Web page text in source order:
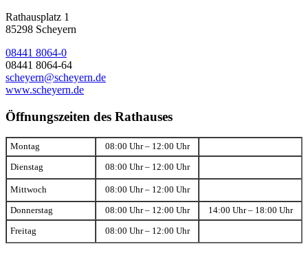
Rathausplatz 1
85298 Scheyern
08441 8064-0
08441 8064-64
scheyern@scheyern.de
www.scheyern.de
Öffnungszeiten des Rathauses
Montag 08:00 Uhr – 12:00 Uhr
Dienstag 08:00 Uhr – 12:00 Uhr
Mittwoch 08:00 Uhr – 12:00 Uhr
Donnerstag 08:00 Uhr – 12:00 Uhr 14:00 Uhr – 18:00 Uhr
Freitag 08:00 Uhr – 12:00 Uhr